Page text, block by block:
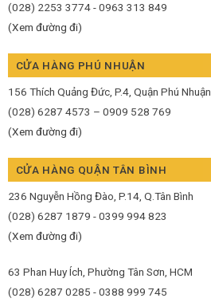
(028) 2253 3774 - 0963 313 849
(Xem đường đi)
CỬA HÀNG PHÚ NHUẬN
156 Thích Quảng Đức, P.4, Quận Phú Nhuận
(028) 6287 4573 – 0909 528 769
(Xem đường đi)
CỬA HÀNG QUẬN TÂN BÌNH
236 Nguyễn Hồng Đào, P.14, Q.Tân Bình
(028) 6287 1879 - 0399 994 823
(Xem đường đi)
63 Phan Huy Ích, Phường Tân Sơn, HCM
(028) 6287 0285 - 0388 999 745